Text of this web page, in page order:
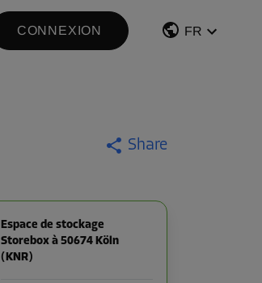
CONNEXION FR
Share
Espace de stockage
Storebox à 50674 Köln
(KNR)